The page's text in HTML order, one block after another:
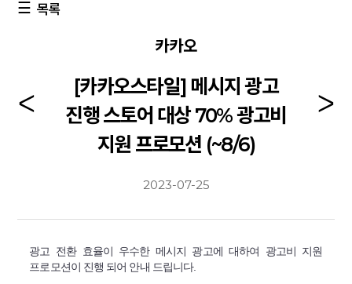
목록
카카오
[카카오스타일] 메시지 광고
진행 스토어 대상 70% 광고비
지원 프로모션 (~8/6)
2023-07-25
광고 전환 효율이 우수한 메시지 광고에 대하여 광고비 지원
프로모션이 진행 되어 안내 드립니다.